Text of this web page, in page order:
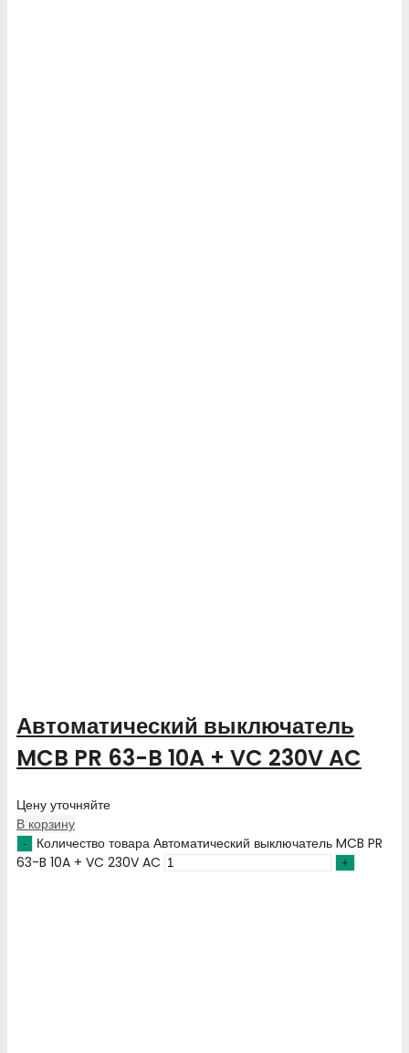
Автоматический выключатель
MCB PR 63-B 10A + VC 230V AC
Цену уточняйте
В корзину
Количество товара Автоматический выключатель MCB PR
63-B 10A + VC 230V AC